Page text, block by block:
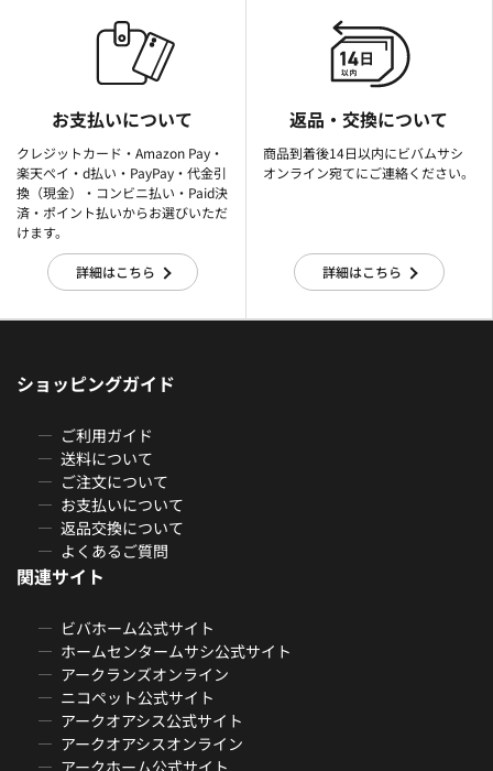
お支払いについて
クレジットカード・Amazon Pay・
楽天ぺイ・d払い・PayPay・代金引
換（現金）・コンビニ払い・Paid決
済・ポイント払いからお選びいただ
けます。
詳細はこちら
返品・交換について
商品到着後14日以内にビバムサシ
オンライン宛てにご連絡ください。
詳細はこちら
ショッピングガイド
ご利用ガイド
送料について
ご注文について
お支払いについて
返品交換について
よくあるご質問
関連サイト
ビバホーム公式サイト
ホームセンタームサシ公式サイト
アークランズオンライン
ニコペット公式サイト
アークオアシス公式サイト
アークオアシスオンライン
アークホーム公式サイト